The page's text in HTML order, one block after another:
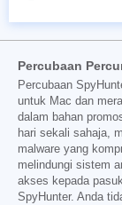
Percubaan
Percubaan
untuk Mac dan
dalam bahan
hari sekali sahaja,
malware yang
melindungi sistem
akses kepada
SpyHunter. Anda